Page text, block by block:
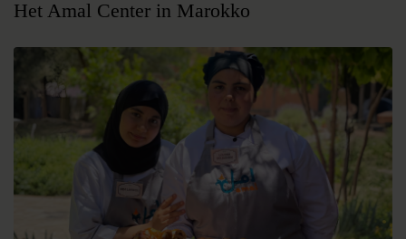
Het Amal Center in Marokko